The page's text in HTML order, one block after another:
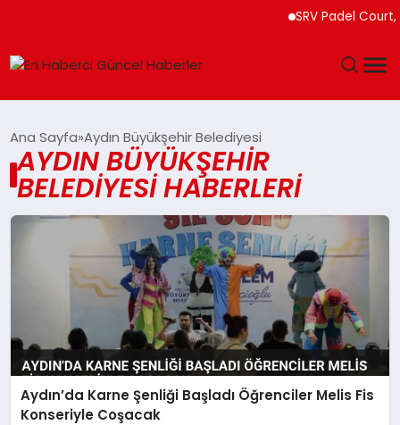
SRV Padel Court,
SPOR
SAĞLIK
TEKNOLOJI
DÜNYA
EKONOMI
Ana Sayfa Aydın Büyükşehir Belediyesi
AYDIN BÜYÜKŞEHIR
BELEDIYESI HABERLERI
Aydın’da Karne Şenliği Başladı Öğrenciler Melis Fis
Konseriyle Coşacak